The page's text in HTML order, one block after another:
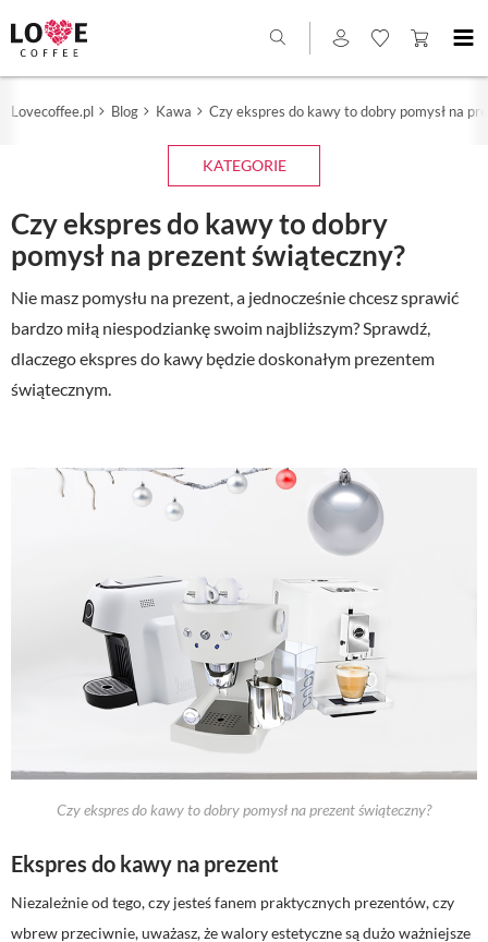
Lovecoffee.pl Blog Kawa Czy ekspres do kawy to dobry pomysł na
KATEGORIE
Czy ekspres do kawy to dobry
pomysł na prezent świąteczny?
Nie masz pomysłu na prezent, a jednocześnie chcesz sprawić
bardzo miłą niespodziankę swoim najbliższym? Sprawdź,
dlaczego ekspres do kawy będzie doskonałym prezentem
świątecznym.
Czy ekspres do kawy to dobry pomysł na prezent świąteczny?
Ekspres do kawy na prezent
Niezależnie od tego, czy jesteś fanem praktycznych prezentów, czy
wbrew przeciwnie, uważasz, że walory estetyczne są dużo ważniejsze